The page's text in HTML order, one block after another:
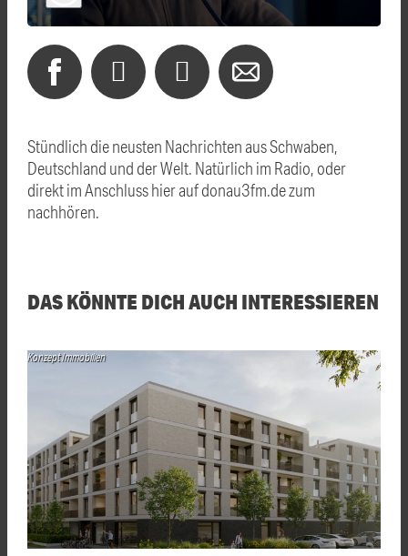
Stündlich die neusten Nachrichten aus Schwaben,
Deutschland und der Welt. Natürlich im Radio, oder
direkt im Anschluss hier auf donau3fm.de zum
nachhören.
DAS KÖNNTE DICH AUCH INTERESSIEREN
Konzept Immobilien